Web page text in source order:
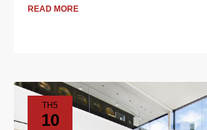
READ MORE
TH5
10